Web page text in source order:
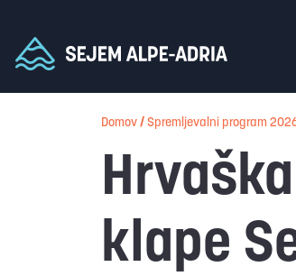
Domov / Spremljevalni program
klape